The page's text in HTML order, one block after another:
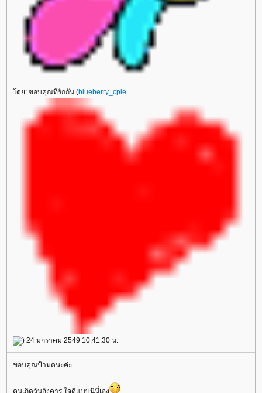
ดย: ขอบคุณที่รักกัน (blueberry_cpie
) 24 มกราคม 2549 10:41:30 น.
ขอบคุณป้ามดนะค่ะ